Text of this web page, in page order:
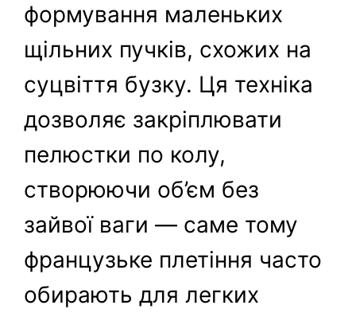
формування маленьких
щільних пучків, схожих на
суцвіття бузку. Ця техніка
дозволяє закріплювати
пелюстки по колу,
створюючи об’єм без
зайвої ваги — саме тому
французьке плетіння часто
обирають для легких